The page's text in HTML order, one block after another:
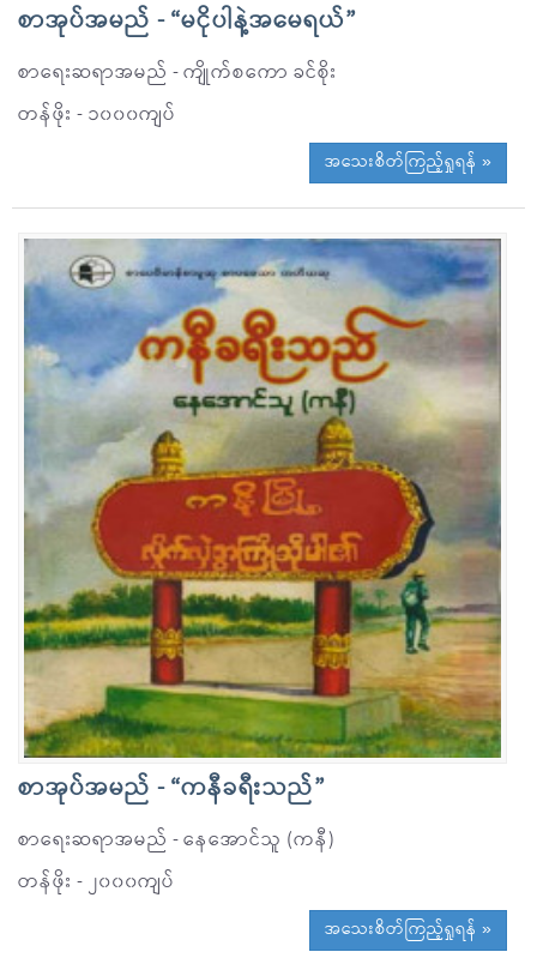
စာအုပ်အမည် - “မငိုပါနဲ့အမေရယ်”
စာရေးဆရာအမည် - ကျိုက်စကော ခင်စိုး
တန်ဖိုး - ၁၀၀၀ကျပ်
အသေးစိတ်ကြည့်ရှုရန် »
စာအုပ်အမည် - “ကနီခရီးသည်”
စာရေးဆရာအမည် - နေအောင်သူ (ကနီ)
တန်ဖိုး - ၂၀၀၀ကျပ်
အသေးစိတ်ကြည့်ရှုရန် »